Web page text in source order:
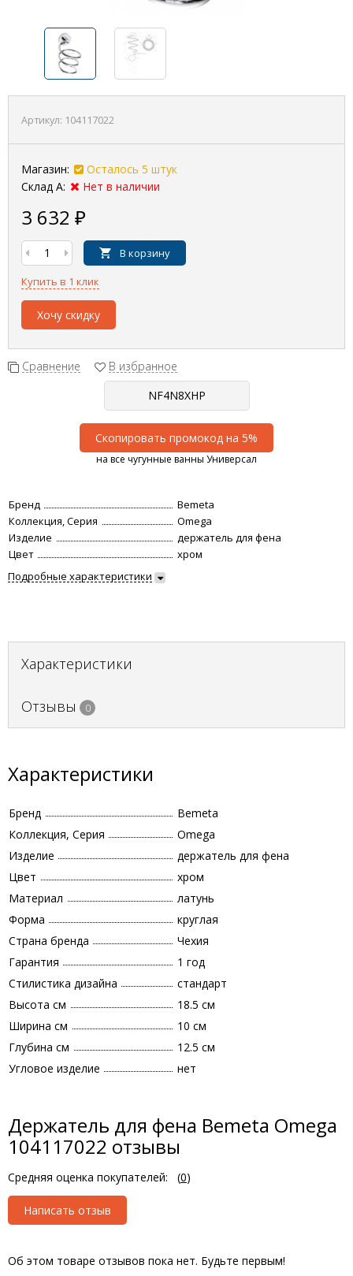
Артикул: 104117022
Магазин:
Осталось 5 штук
Склад А:
Нет в наличии
3 632 ₽
В корзину
Купить в 1 клик
Хочу скидку
Сравнение В избранное
Скопировать промокод на 5%
на все чугунные ванны Универсал
Бренд
Bemeta
Коллекция, Серия
Omega
Изделие
держатель для фена
Цвет
хром
Подробные характеристики
Характеристики
Отзывы 0
Характеристики
Бренд
Bemeta
Коллекция, Серия
Omega
Изделие
держатель для фена
Цвет
хром
Материал
латунь
Форма
круглая
Страна бренда
Чехия
Гарантия
1 год
Стилистика дизайна
стандарт
Высота см
18.5 см
Ширина см
10 см
Глубина см
12.5 см
Угловое изделие
нет
Держатель для фена Bemeta Omega
104117022 отзывы
Средняя оценка покупателей: (0)
Написать отзыв
Об этом товаре отзывов пока нет. Будьте первым!